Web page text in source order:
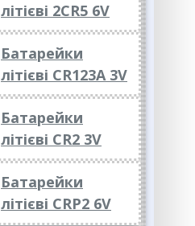
літієві 2CR5 6V
Батарейки
літієві CR123A 3V
Батарейки
літієві CR2 3V
Батарейки
літієві CRP2 6V